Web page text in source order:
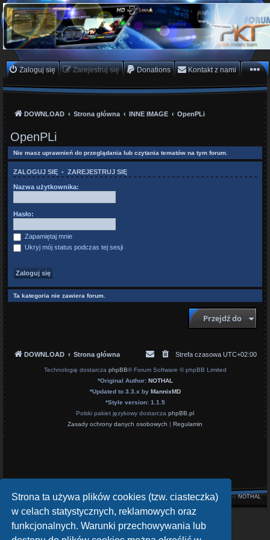
Strona ta używa plików cookies (tzw. ciasteczka)
w celach statystycznych, reklamowych oraz
funkcjonalnych. Warunki przechowywania lub
PKTeam - Polish Koders
Team
Hyperion, Enigma, E2, PKT, listy kanałów, oscam
Zaloguj się Zarejestruj się Donations Kontakt z nami
DOWNLOAD Strona główna INNE IMAGE OpenPLi
OpenPLi
Nie masz uprawnień do przeglądania lub czytania tematów na tym forum.
ZALOGUJ SIĘ • ZAREJESTRUJ SIĘ
Nazwa użytkownika:
Hasło:
Zapamiętaj mnie
Ukryj mój status podczas tej sesji
Ta kategoria nie zawiera forum.
Przejdź do
DOWNLOAD Strona główna Strefa czasowa UTC+02:00
Technologię dostarcza phpBB® Forum Software © phpBB Limited
*Original Author: NOTHAL
*Updated to 3.3.x by MannixMD
*Style version: 1.1.5
Polski pakiet językowy dostarcza phpBB.pl
Zasady ochrony danych osobowych | Regulamin
Style byNOTHAL
openATV Forum
https://www.opena.tv/